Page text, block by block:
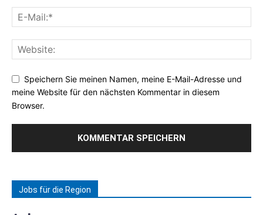
Speichern Sie meinen Namen, meine E-Mail-Adresse und
meine Website für den nächsten Kommentar in diesem
Browser.
Jobs für die Region